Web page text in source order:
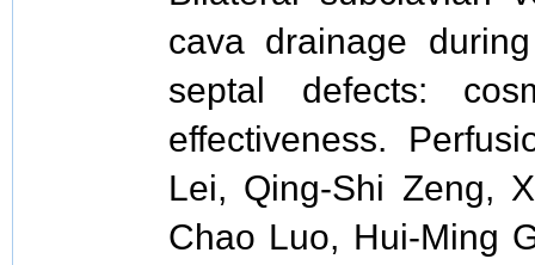
cava drainage
septal defects:
effectiveness.
Lei, Qing-Shi Zeng,
Chao Luo, Hui-Ming